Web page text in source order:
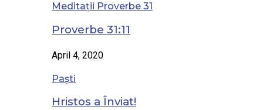
Meditații Proverbe 31
Proverbe 31:11
April 4, 2020
Paști
Hristos a Înviat!